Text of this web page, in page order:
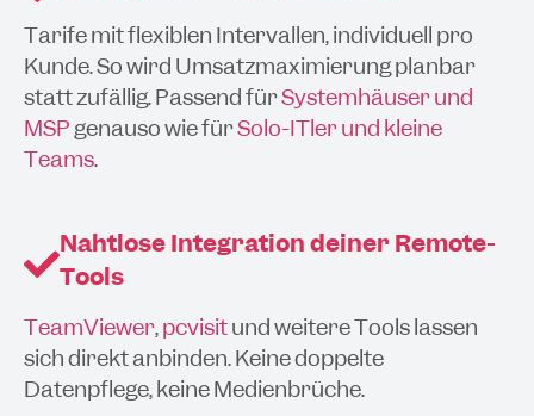
Tarife mit flexiblen Intervallen, individuell pro
Kunde. So wird Umsatzmaximierung planbar
statt zufällig. Passend fürSystemhäuser und
MSPgenauso wie fürSolo-ITler und kleine
Teams.
Nahtlose Integration deiner Remote-
Tools
TeamViewer,pcvisitund weitere Tools lassen
sich direkt anbinden. Keine doppelte
Datenpflege, keine Medienbrüche.